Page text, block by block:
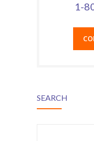
1-
SEARCH